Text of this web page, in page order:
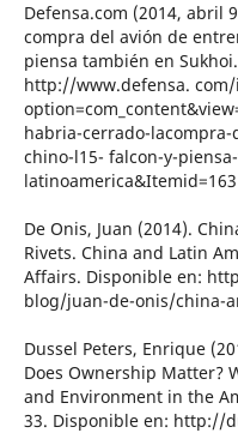
Defensa.com (2014, abril
compra del avión de
piensa también en
http://www.defensa.
habria-cerrado-
chino-l15- falcon-y-
latinoamerica&Itemid=163
De Onis, Juan (2014).
Rivets. China and Latin
Affairs. Disponible en:
blog/juan-de-onis/china-
Dussel Peters, Enrique
Does Ownership Matter?
and Environment in the
33. Disponible en: http://